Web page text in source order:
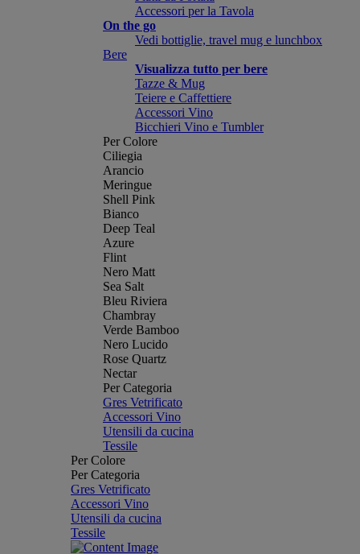
Accessori per la Tavola
On the go
Vedi bottiglie, travel mug e lunchbox
Bere
Visualizza tutto per bere
Tazze & Mug
Teiere e Caffettiere
Accessori Vino
Bicchieri Vino e Tumbler
Per Colore
Ciliegia
Arancio
Meringue
Shell Pink
Bianco
Deep Teal
Azure
Flint
Nero Matt
Sea Salt
Bleu Riviera
Chambray
Verde Bamboo
Nero Lucido
Rose Quartz
Nectar
Per Categoria
Gres Vetrificato
Accessori Vino
Utensili da cucina
Tessile
Per Colore
Per Categoria
Gres Vetrificato
Accessori Vino
Utensili da cucina
Tessile